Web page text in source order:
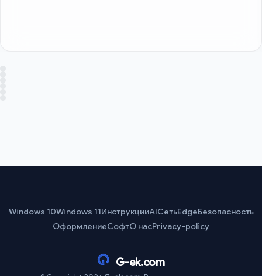
Windows 10Windows 11ИнструкцииAIСетьEdgeБезопасность
ОформлениеСофтО насPrivacy-policy
G-ek.com